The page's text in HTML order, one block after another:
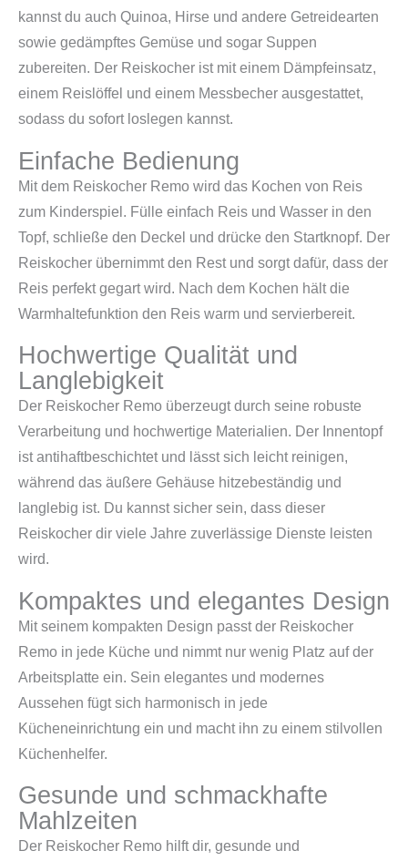
kannst du auch Quinoa, Hirse und andere Getreidearten
sowie gedämpftes Gemüse und sogar Suppen
zubereiten. Der Reiskocher ist mit einem Dämpfeinsatz,
einem Reislöffel und einem Messbecher ausgestattet,
sodass du sofort loslegen kannst.
Einfache Bedienung
Mit dem Reiskocher Remo wird das Kochen von Reis
zum Kinderspiel. Fülle einfach Reis und Wasser in den
Topf, schließe den Deckel und drücke den Startknopf. Der
Reiskocher übernimmt den Rest und sorgt dafür, dass der
Reis perfekt gegart wird. Nach dem Kochen hält die
Warmhaltefunktion den Reis warm und servierbereit.
Hochwertige Qualität und
Langlebigkeit
Der Reiskocher Remo überzeugt durch seine robuste
Verarbeitung und hochwertige Materialien. Der Innentopf
ist antihaftbeschichtet und lässt sich leicht reinigen,
während das äußere Gehäuse hitzebeständig und
langlebig ist. Du kannst sicher sein, dass dieser
Reiskocher dir viele Jahre zuverlässige Dienste leisten
wird.
Kompaktes und elegantes Design
Mit seinem kompakten Design passt der Reiskocher
Remo in jede Küche und nimmt nur wenig Platz auf der
Arbeitsplatte ein. Sein elegantes und modernes
Aussehen fügt sich harmonisch in jede
Kücheneinrichtung ein und macht ihn zu einem stilvollen
Küchenhelfer.
Gesunde und schmackhafte
Mahlzeiten
Der Reiskocher Remo hilft dir, gesunde und